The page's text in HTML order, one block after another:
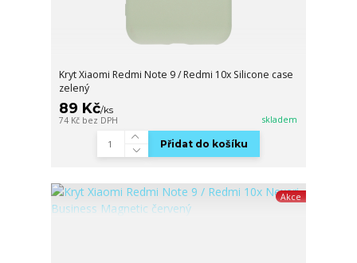
Kryt Xiaomi Redmi Note 9 / Redmi 10x Silicone case
zelený
89 Kč/ks
74 Kč bez DPH skladem
Přidat do košíku
Akce